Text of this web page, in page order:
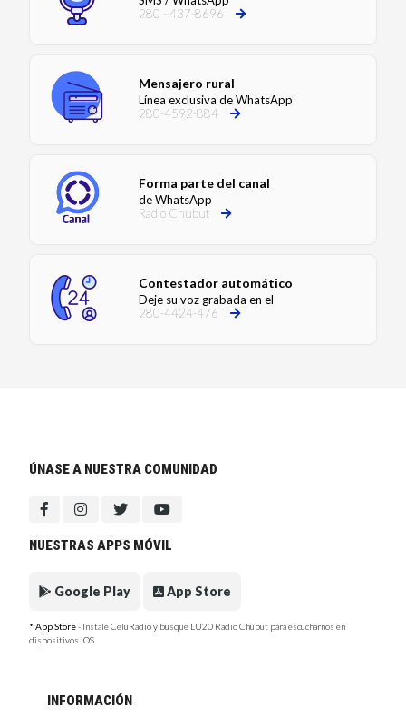
280 - 437-8696
Mensajero rural
Línea exclusiva de WhatsApp
280-4592-884
Forma parte del canal
de WhatsApp
Radio Chubut
Contestador automático
Deje su voz grabada en el
280-4424-476
ÚNASE A NUESTRA COMUNIDAD
NUESTRAS APPS MÓVIL
Google Play App Store
* App Store- Instale CeluRadio y busque LU20 Radio Chubut para escucharnos en
dispositivos iOS
INFORMACIÓN